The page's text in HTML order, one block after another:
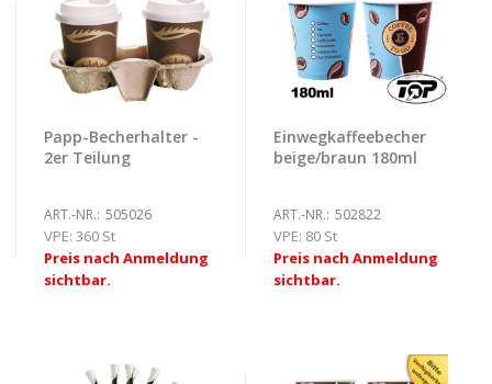
Papp-Becherhalter -
2er Teilung
ART.-NR.: 505026
VPE: 360 St
Preis nach Anmeldung
sichtbar.
Einwegkaffeebecher
beige/braun 180ml
ART.-NR.: 502822
VPE: 80 St
Preis nach Anmeldung
sichtbar.